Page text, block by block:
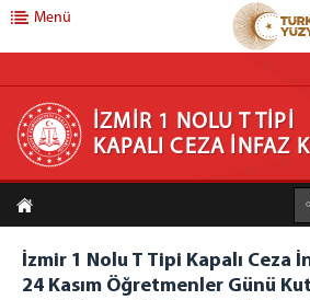
İZMİR 1 NOLU T TİPİ KAPALI CEZA
KURUMU
ANASAYFA
KURUMUMUZ
STOR PERDE
Menü
İZMİR 1 NOLU T TİPİ
KAPALI CEZA İNFAZ
İzmir 1 Nolu T Tipi Kapalı Ceza
24 Kasım Öğretmenler Günü